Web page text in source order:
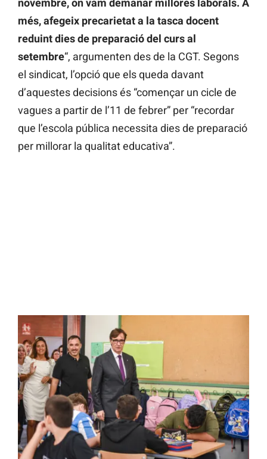
novembre, on vam demanar millores laborals. A
més, afegeix precarietat a la tasca docent
reduint dies de preparació del curs al
setembre“, argumenten des de la CGT. Segons
el sindicat, l’opció que els queda davant
d’aquestes decisions és “començar un cicle de
vagues a partir de l’11 de febrer” per “recordar
que l’escola pública necessita dies de preparació
per millorar la qualitat educativa”.